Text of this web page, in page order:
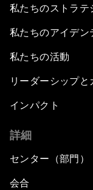
私たちのストラテ
私たちのアイデン
私たちの活動
リーダーシップと
インパクト
詳細
センター（部門）
会合